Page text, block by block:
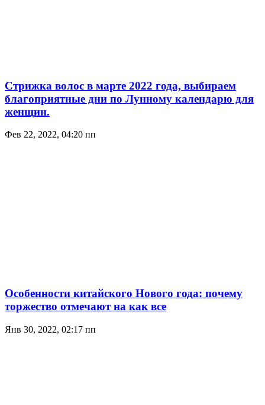
Стрижка волос в марте 2022 года, выбираем
благоприятные дни по Лунному календарю для
женщин.
Фев 22, 2022, 04:20 пп
Особенности китайского Нового года: почему
торжество отмечают на как все
Янв 30, 2022, 02:17 пп